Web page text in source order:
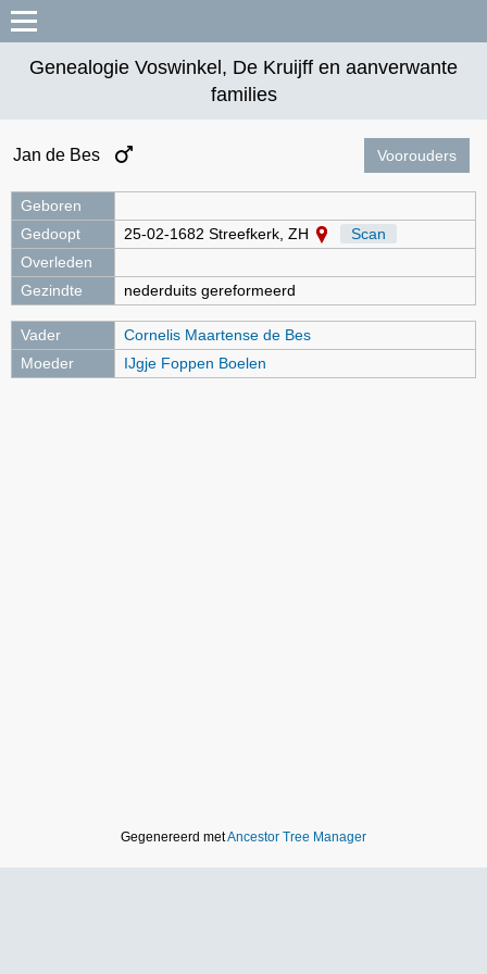
Genealogie Voswinkel, De Kruijff en aanverwante
families
Jan de Bes Voorouders
Geboren
Gedoopt
25-02-1682 Streefkerk, ZH
Scan
Overleden
Gezindte
nederduits gereformeerd
Vader
Cornelis Maartense de Bes
Moeder
IJgje Foppen Boelen
Gegenereerd metAncestor Tree Manager